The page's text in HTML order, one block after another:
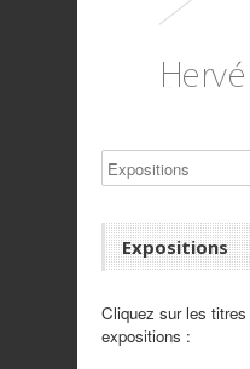
Expositions
Cliquez sur les
expositions :